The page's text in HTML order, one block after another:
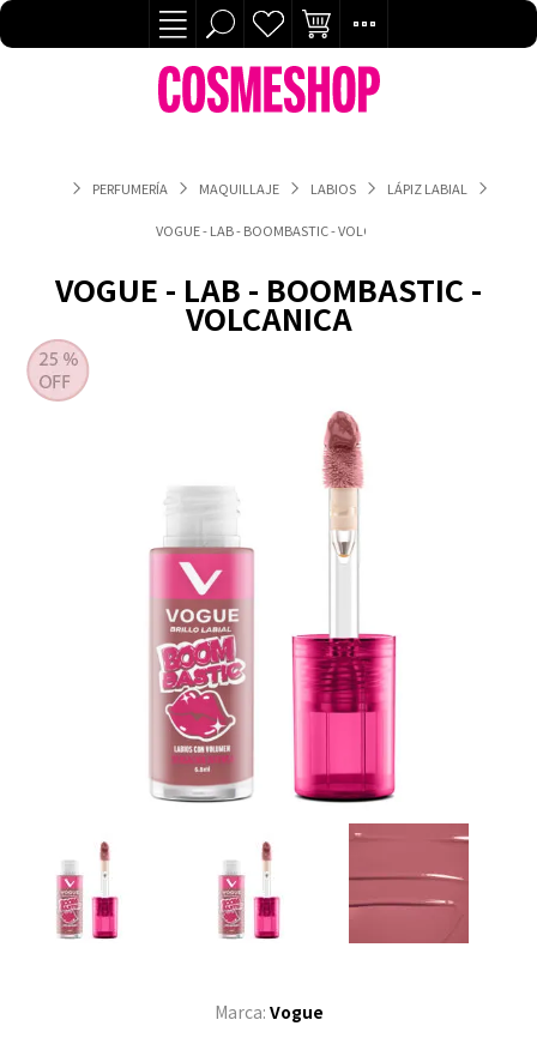
PERFUMERÍA MAQUILLAJE LABIOS LÁPIZ LABIAL
VOGUE - LAB - BOOMBASTIC - VOLCANICA
VOGUE - LAB - BOOMBASTIC -
VOLCANICA
Marca: Vogue